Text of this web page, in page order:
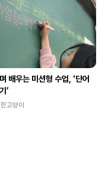
배우는 미션형 수업, ‘단어
’
고양이